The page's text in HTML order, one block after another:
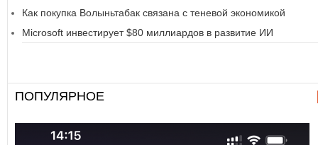
Как покупка Волыньтабак связана с теневой экономикой
Microsoft инвестирует $80 миллиардов в развитие ИИ
ПОПУЛЯРНОЕ